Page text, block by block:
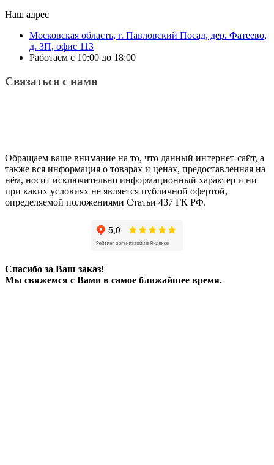
Наш адрес
Московская область, г. Павловский Посад, дер. Фатеево,
д. 3П, офис 113
Работаем с 10:00 до 18:00
Связаться с нами
Обращаем ваше внимание на то, что данный интернет-сайт, а
также вся информация о товарах и ценах, предоставленная на
нём, носит исключительно информационный характер и ни
при каких условиях не является публичной офертой,
определяемой положениями Статьи 437 ГК РФ.
Спасибо за Ваш заказ!
Мы свяжемся с Вами в самое ближайшее время.